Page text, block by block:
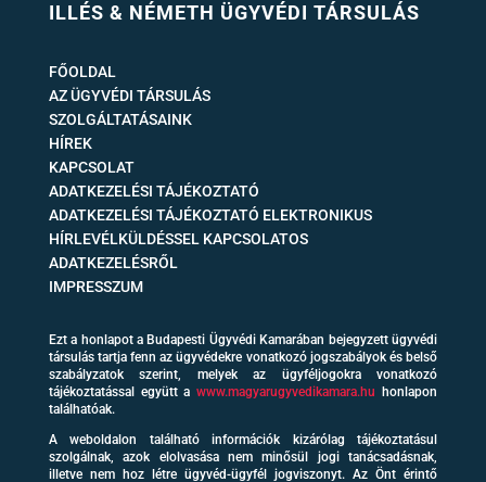
ILLÉS & NÉMETH ÜGYVÉDI TÁRSULÁS
FŐOLDAL
AZ ÜGYVÉDI TÁRSULÁS
SZOLGÁLTATÁSAINK
HÍREK
KAPCSOLAT
ADATKEZELÉSI TÁJÉKOZTATÓ
ADATKEZELÉSI TÁJÉKOZTATÓ ELEKTRONIKUS
HÍRLEVÉLKÜLDÉSSEL KAPCSOLATOS
ADATKEZELÉSRŐL
IMPRESSZUM
Ezt a honlapot a Budapesti Ügyvédi Kamarában bejegyzett ügyvédi
társulás tartja fenn az ügyvédekre vonatkozó jogszabályok és belső
szabályzatok szerint, melyek az ügyféljogokra vonatkozó
tájékoztatással együtt awww.magyarugyvedikamara.hu honlapon
találhatóak.
A weboldalon található információk kizárólag tájékoztatásul
szolgálnak, azok elolvasása nem minősül jogi tanácsadásnak,
illetve nem hoz létre ügyvéd-ügyfél jogviszonyt. Az Önt érintő